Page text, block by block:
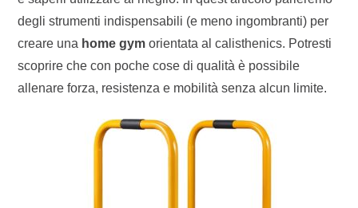
degli strumenti indispensabili (e meno ingombranti) per
creare una home gym orientata al calisthenics. Potresti
scoprire che con poche cose di qualità è possibile
allenare forza, resistenza e mobilità senza alcun limite.